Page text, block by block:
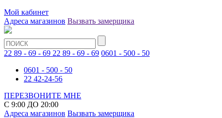
Мой кабинет
Адреса магазинов Вызвать замерщика
22 89 - 69 - 69 22 89 - 69 - 69 0601 - 500 - 50
0601 - 500 - 50
22 42-24-56
ПЕРЕЗВОНИТЕ МНЕ
С 9:00 ДО 20:00
Адреса магазинов Вызвать замерщика